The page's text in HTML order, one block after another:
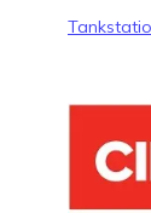
Bedrijf